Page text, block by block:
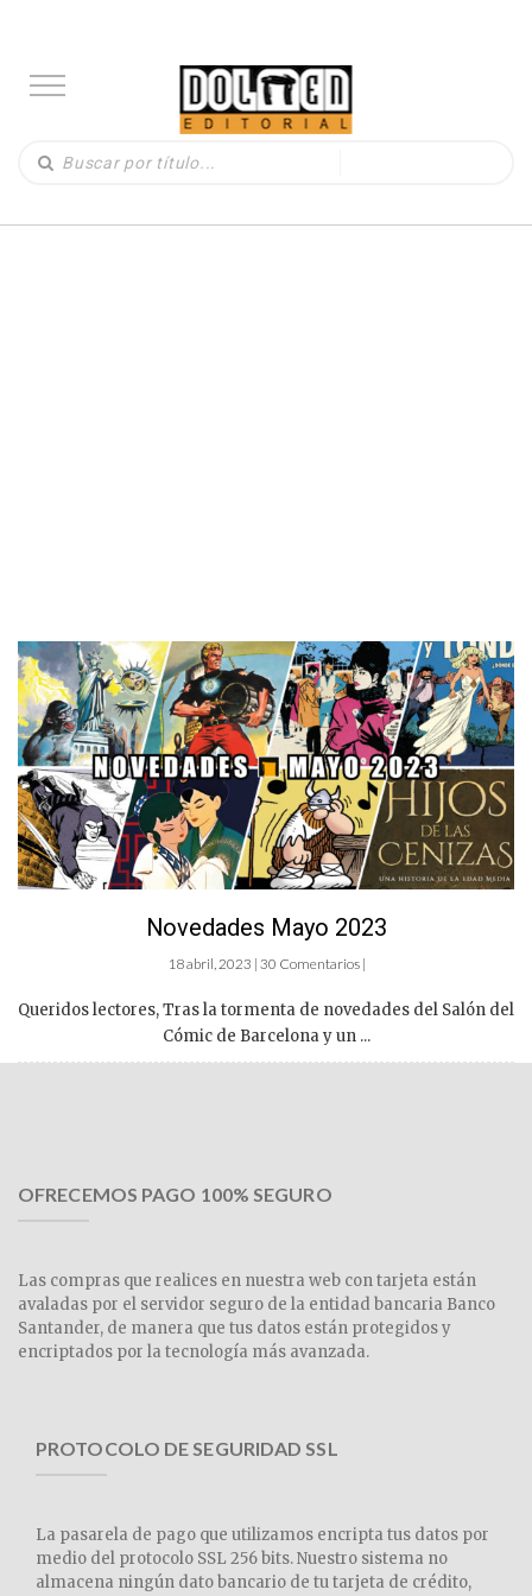
Novedades Mayo 2023
18 abril, 2023 | 30 Comentarios |
Queridos lectores, Tras la tormenta de novedades del Salón del
Cómic de Barcelona y un ...
OFRECEMOS PAGO 100% SEGURO
Las compras que realices en nuestra web con tarjeta están
avaladas por el servidor seguro de la entidad bancaria Banco
Santander, de manera que tus datos están protegidos y
encriptados por la tecnología más avanzada.
PROTOCOLO DE SEGURIDAD SSL
La pasarela de pago que utilizamos encripta tus datos por
medio del protocolo SSL 256 bits. Nuestro sistema no
almacena ningún dato bancario de tu tarjeta de crédito,